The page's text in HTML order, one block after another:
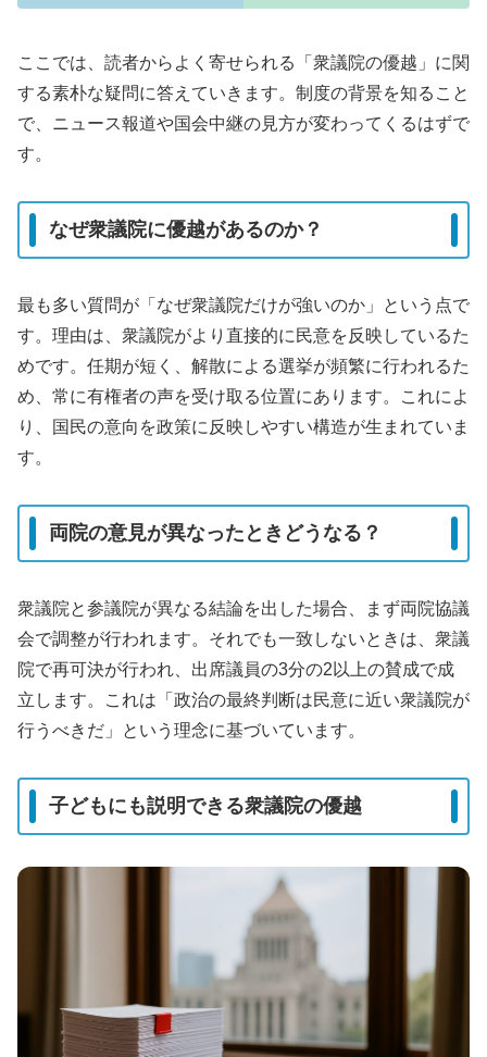
ここでは、読者からよく寄せられる「衆議院の優越」に関
する素朴な疑問に答えていきます。制度の背景を知ること
で、ニュース報道や国会中継の見方が変わってくるはずで
す。
なぜ衆議院に優越があるのか？
最も多い質問が「なぜ衆議院だけが強いのか」という点で
す。理由は、衆議院がより直接的に民意を反映しているた
めです。任期が短く、解散による選挙が頻繁に行われるた
め、常に有権者の声を受け取る位置にあります。これによ
り、国民の意向を政策に反映しやすい構造が生まれていま
す。
両院の意見が異なったときどうなる？
衆議院と参議院が異なる結論を出した場合、まず両院協議
会で調整が行われます。それでも一致しないときは、衆議
院で再可決が行われ、出席議員の3分の2以上の賛成で成
立します。これは「政治の最終判断は民意に近い衆議院が
行うべきだ」という理念に基づいています。
子どもにも説明できる衆議院の優越